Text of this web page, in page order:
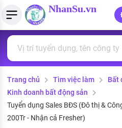
NhanSu.vn
Tìm việc làm
Việc làm ngành luật
Việc làm lương cao
Quản lý CV
Tải CV lên
Tạo CV trực tuyến
Tính lương Gross - Net
Tính thuế thu nhập cá nhân
Tính trợ cấp thất nghiệp
PHÁP LUẬT VIỆT NAM
Văn bản pháp luật
Chính sách mới
PHÁP LUẬT LAO ĐỘNG
Trang chủ Tìm việc làm
Bất
Kinh doanh bất động sản
Tuyển dụng Sales BĐS (Đô thị &
200Tr - Nhận cả Fresher)